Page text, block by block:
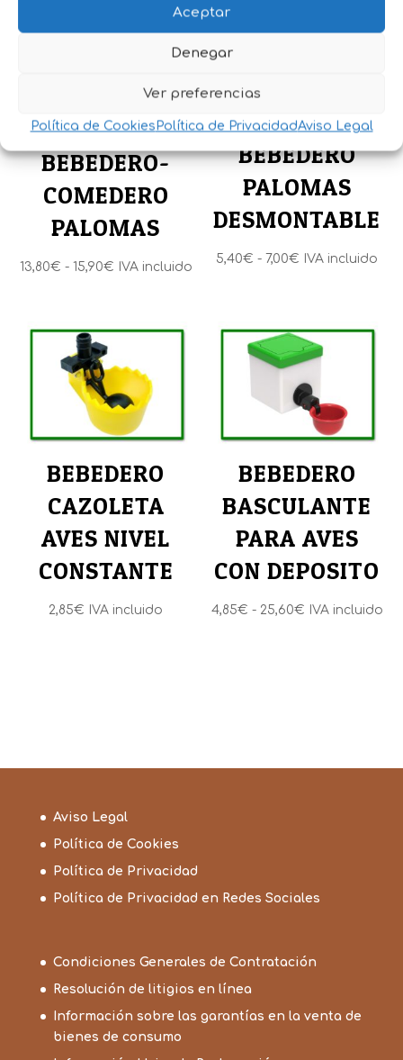
Aceptar
Denegar
Ver preferencias
Política de Cookies Política de PrivacidadAviso Legal
BEBEDERO-
COMEDERO
PALOMAS
13,80€ - 15,90€Rango
desde
hasta
15,90€
IVA incluido
BEBEDERO
PALOMAS
DESMONTABLE
5,40€ - 7,00€ Rango
desde
5,40€
7,00€
IVA incluido
BEBEDERO
CAZOLETA
AVES NIVEL
CONSTANTE
2,85€ IVA incluido
BEBEDERO
BASCULANTE
PARA AVES
CON DEPOSITO
4,85€ - 25,60€Rango
IVA incluido
Aviso Legal
Política de Cookies
Política de Privacidad
Política de Privacidad en Redes Sociales
Condiciones Generales de Contratación
Resolución de litigios en línea
Información sobre las garantías en la venta de
bienes de consumo